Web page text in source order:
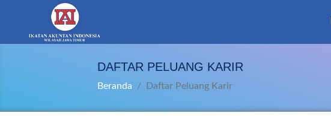
DAFTAR PELUANG KARIR
Beranda Daftar Peluang Karir